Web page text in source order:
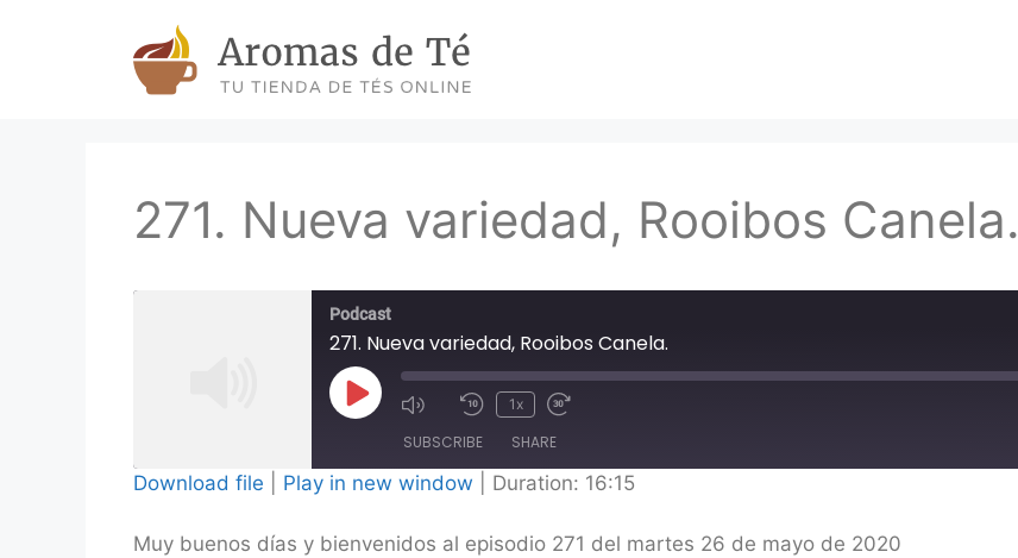
271. Nueva variedad, Rooibos Canela.
Podcast
271. Nueva variedad, Rooibos Canela.
Play
Episode
1x
SUBSCRIBE SHARE
RSS FEED
Download file Play in new window Duration: 16:15
Muy buenos días y bienvenidos al episodio 271 del martes 26 de mayo de 2020